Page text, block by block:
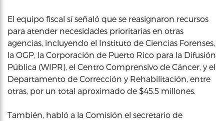
El equipo fiscal sí señaló que se reasignaron recursos
para atender necesidades prioritarias en otras
agencias, incluyendo el Instituto de Ciencias Forenses,
la OGP, la Corporación de Puerto Rico para la Difusión
Pública (WIPR), el Centro Comprensivo de Cáncer, y el
Departamento de Corrección y Rehabilitación, entre
otras, por un total aproximado de $45.5 millones.
También, habló a la Comisión el secretario de